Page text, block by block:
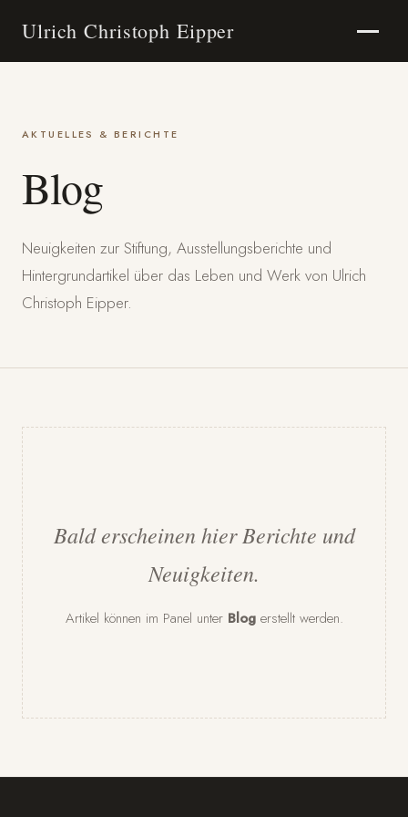
Ulrich Christoph Eipper
AKTUELLES & BERICHTE
Blog
Neuigkeiten zur Stiftung, Ausstellungsberichte und
Hintergrundartikel über das Leben und Werk von Ulrich
Christoph Eipper.
Bald erscheinen hier Berichte und
Neuigkeiten.
Artikel können im Panel unter Blogerstellt werden.